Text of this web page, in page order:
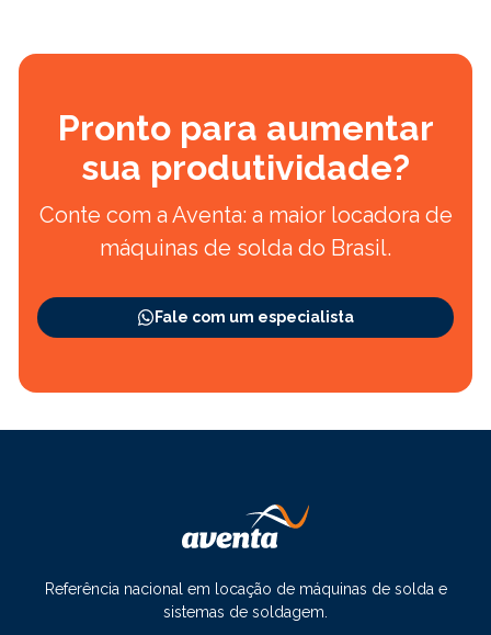
Pronto para aumentar
sua produtividade?
Conte com a Aventa: a maior locadora de
máquinas de solda do Brasil.
Fale com um especialista
Referência nacional em locação de máquinas de solda e
sistemas de soldagem.